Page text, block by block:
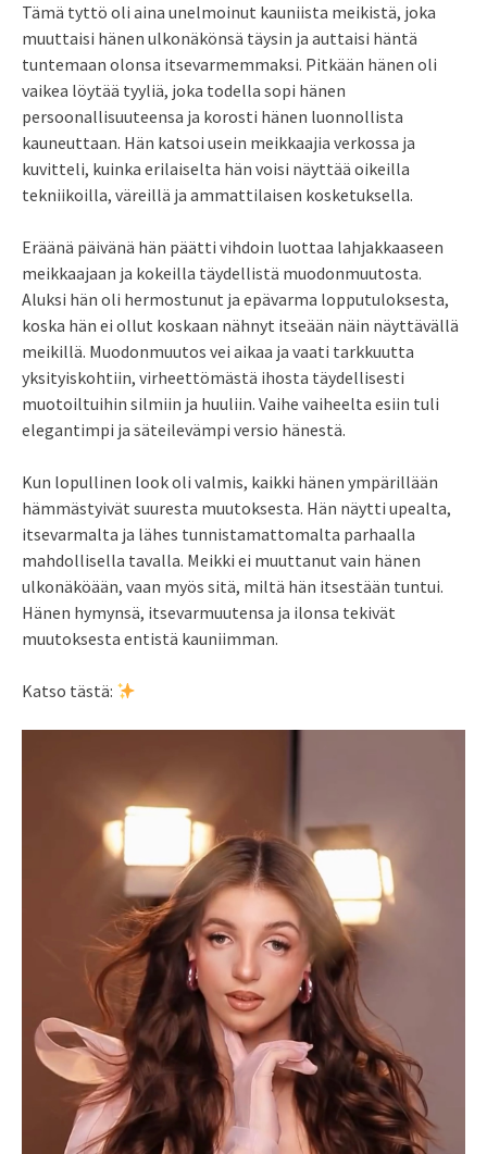
Tämä tyttö oli aina unelmoinut kauniista meikistä, joka
muuttaisi hänen ulkonäkönsä täysin ja auttaisi häntä
tuntemaan olonsa itsevarmemmaksi. Pitkään hänen oli
vaikea löytää tyyliä, joka todella sopi hänen
persoonallisuuteensa ja korosti hänen luonnollista
kauneuttaan. Hän katsoi usein meikkaajia verkossa ja
kuvitteli, kuinka erilaiselta hän voisi näyttää oikeilla
tekniikoilla, väreillä ja ammattilaisen kosketuksella.
Eräänä päivänä hän päätti vihdoin luottaa lahjakkaaseen
meikkaajaan ja kokeilla täydellistä muodonmuutosta.
Aluksi hän oli hermostunut ja epävarma lopputuloksesta,
koska hän ei ollut koskaan nähnyt itseään näin näyttävällä
meikillä. Muodonmuutos vei aikaa ja vaati tarkkuutta
yksityiskohtiin, virheettömästä ihosta täydellisesti
muotoiltuihin silmiin ja huuliin. Vaihe vaiheelta esiin tuli
elegantimpi ja säteilevämpi versio hänestä.
Kun lopullinen look oli valmis, kaikki hänen ympärillään
hämmästyivät suuresta muutoksesta. Hän näytti upealta,
itsevarmalta ja lähes tunnistamattomalta parhaalla
mahdollisella tavalla. Meikki ei muuttanut vain hänen
ulkonäköään, vaan myös sitä, miltä hän itsestään tuntui.
Hänen hymynsä, itsevarmuutensa ja ilonsa tekivät
muutoksesta entistä kauniimman.
Katso tästä: